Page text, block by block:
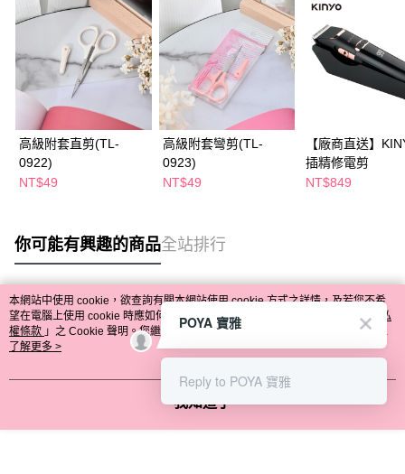
高級附套直剪(TL-
0922)
NT$49
高級附套彎剪(TL-
0923)
NT$49
【廠商直送】
插精修電剪
NT$849
你可能有興趣的商品全站排行
熱門標籤
本網站中使用 cookie，欲查詢有關本網站使用 cookie 方式之詳情，及若您不希
望在電腦上使用 cookie 時應如何變更電腦的 cookie 設定，請參閱本網站「 隱私
權條款 」之 Cookie 聲明。您繼續使用本網站即表示您同意本公司得按本網站使
用條款之 Cookie 聲明使用 cookie。
了解更多 >
我知道了
POYA 寶雅
Reply to POYA 寶雅